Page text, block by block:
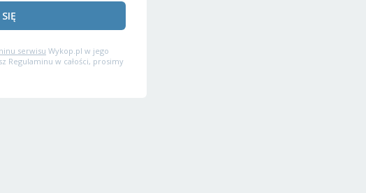
serwisu Wykop.pl w jego
Regulaminu w całości, prosimy